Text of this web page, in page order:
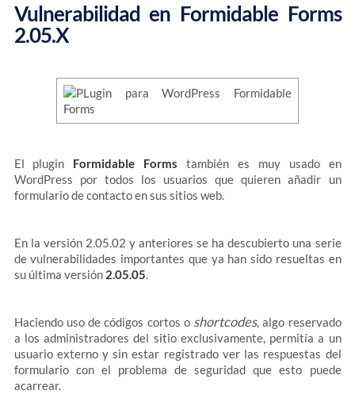
Vulnerabilidad en Formidable Forms
2.05.X
El plugin Formidable Forms también es muy usado en
WordPress por todos los usuarios que quieren añadir un
formulario de contacto en sus sitios web.
En la versión 2.05.02 y anteriores se ha descubierto una serie
de vulnerabilidades importantes que ya han sido resueltas en
su última versión 2.05.05.
Haciendo uso de códigos cortos o shortcodes, algo reservado
a los administradores del sitio exclusivamente, permitía a un
usuario externo y sin estar registrado ver las respuestas del
formulario con el problema de seguridad que esto puede
acarrear.